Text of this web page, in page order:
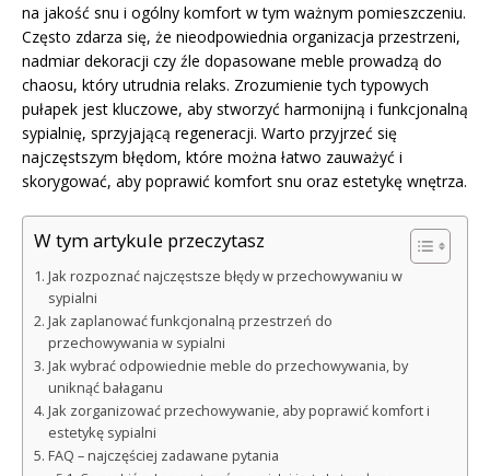
na jakość snu i ogólny komfort w tym ważnym pomieszczeniu.
Często zdarza się, że nieodpowiednia organizacja przestrzeni,
nadmiar dekoracji czy źle dopasowane meble prowadzą do
chaosu, który utrudnia relaks. Zrozumienie tych typowych
pułapek jest kluczowe, aby stworzyć harmonijną i funkcjonalną
sypialnię, sprzyjającą regeneracji. Warto przyjrzeć się
najczęstszym błędom, które można łatwo zauważyć i
skorygować, aby poprawić komfort snu oraz estetykę wnętrza.
W tym artykule przeczytasz
Jak rozpoznać najczęstsze błędy w przechowywaniu w
sypialni
Jak zaplanować funkcjonalną przestrzeń do
przechowywania w sypialni
Jak wybrać odpowiednie meble do przechowywania, by
uniknąć bałaganu
Jak zorganizować przechowywanie, aby poprawić komfort i
estetykę sypialni
FAQ – najczęściej zadawane pytania